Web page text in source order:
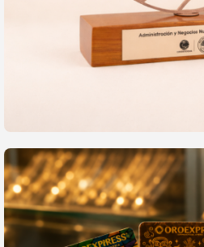
Sostenibilidad